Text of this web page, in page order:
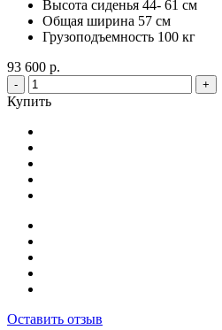
Высота сиденья 44- 61 см
Общая ширина 57 см
Грузоподъемность 100 кг
93 600 р.
- +
Купить
Оставить отзыв